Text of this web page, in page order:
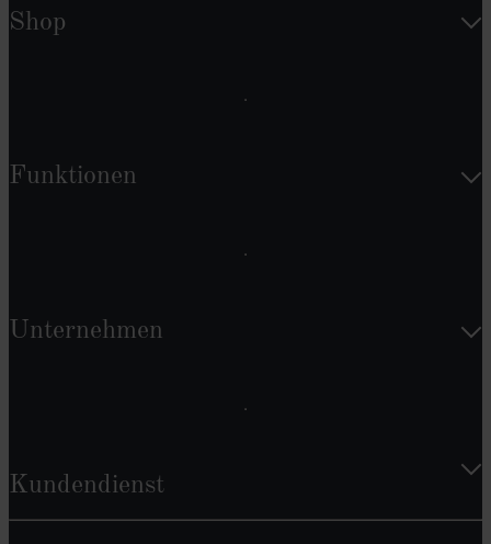
Shop
Funktionen
Unternehmen
Kundendienst